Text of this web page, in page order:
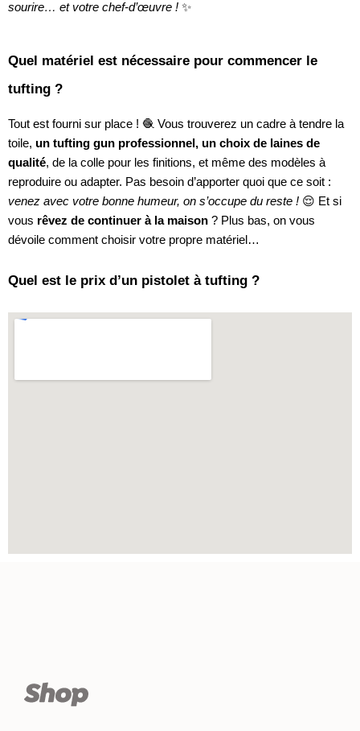
sourire… et votre chef-d’œuvre ! ✨
Quel matériel est nécessaire pour commencer le
tufting ?
Tout est fourni sur place ! 🧶 Vous trouverez un cadre à tendre la
toile, un tufting gun professionnel, un choix de laines de
qualité, de la colle pour les finitions, et même des modèles à
reproduire ou adapter. Pas besoin d’apporter quoi que ce soit :
venez avec votre bonne humeur, on s’occupe du reste ! 😌 Et si
vous rêvez de continuer à la maison ? Plus bas, on vous
dévoile comment choisir votre propre matériel…
Quel est le prix d’un pistolet à tufting ?